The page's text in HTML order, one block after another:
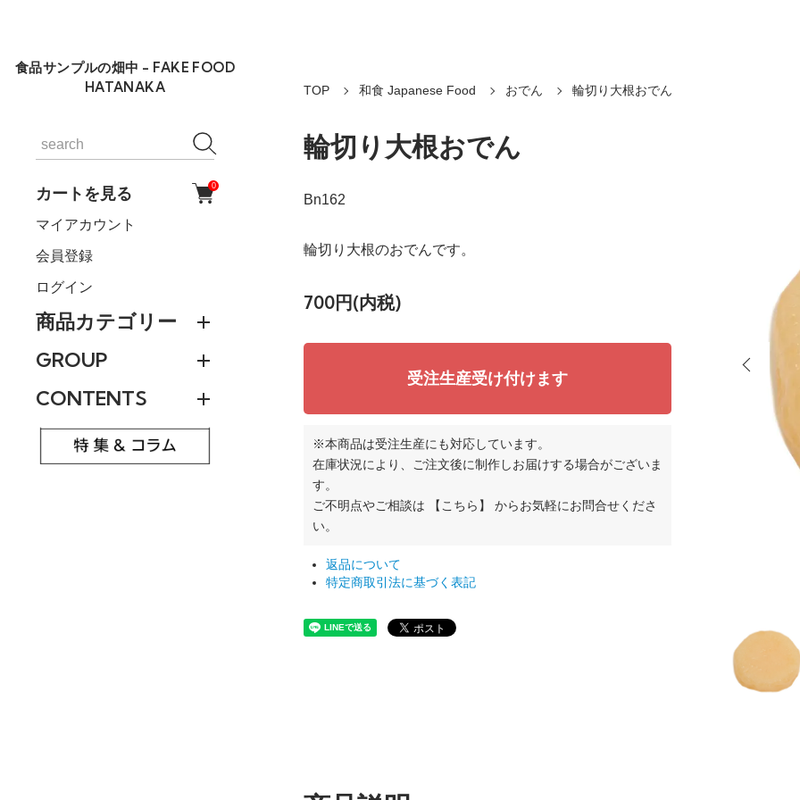
食品サンプルの畑中 - FAKE FOOD
HATANAKA
カートを見る 0
マイアカウント
会員登録
ログイン
商品カテゴリー
GROUP
CONTENTS
TOP 和食 Japanese Food おでん 輪切り大根おでん
輪切り大根おでん
Bn162
輪切り大根のおでんです。
700円(内税)
受注生産受け付けます
※本商品は受注生産にも対応しています。
在庫状況により、ご注文後に制作しお届けする場合がございま
す。
ご不明点やご相談は
【こちら】
からお気軽にお問合せくださ
い。
返品について
特定商取引法に基づく表記